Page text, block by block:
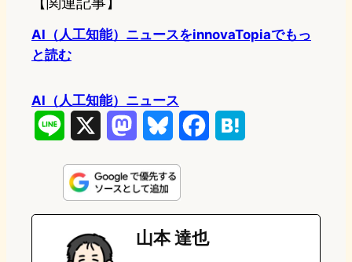
AI（人工知能）ニュースをinnovaTopiaでもっ
と読む
AI（人工知能）ニュース
n
e
s
t
o
u
e
s
e
b
e
山本 達也